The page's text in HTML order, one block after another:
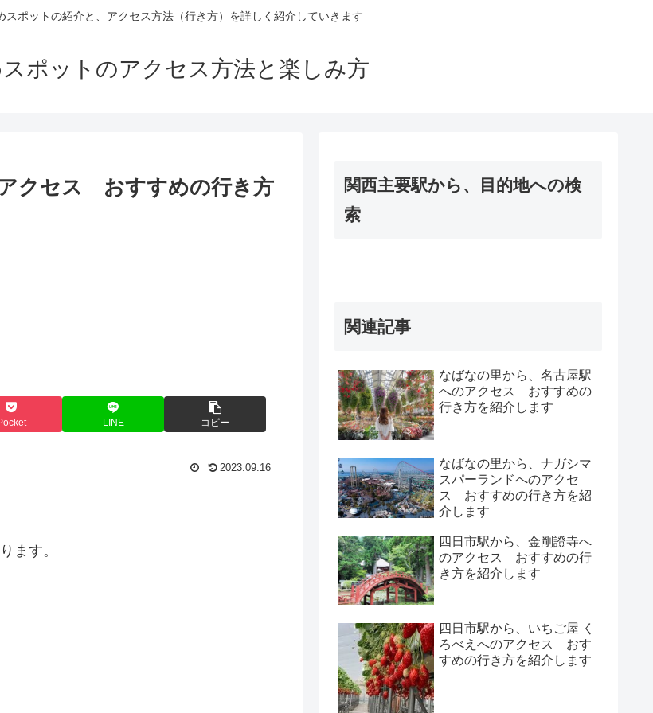
スポットの紹介と、アクセス方法（行き方）を詳しく紹介していきます
ポットのアクセス方法と楽しみ方
クセス おすすめの行き方
LINE コピー
2023.09.16
ます。
関西主要駅から、目的地への検
索
関連記事
なばなの里から、名古屋駅
へのアクセス おすすめの
行き方を紹介します
なばなの里から、ナガシマ
スパーランドへのアクセ
ス おすすめの行き方を紹
介します
四日市駅から、金剛證寺へ
のアクセス おすすめの行
き方を紹介します
四日市駅から、いちご屋 く
ろべえへのアクセス おす
すめの行き方を紹介します